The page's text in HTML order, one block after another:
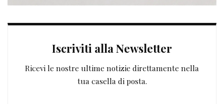
Iscriviti alla Newsletter
Ricevi le nostre ultime notizie direttamente nella
tua casella di posta.